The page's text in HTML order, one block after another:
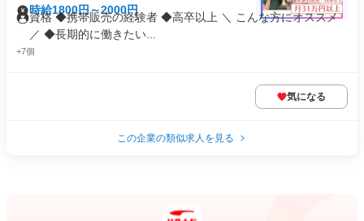
時給1800円～2000円
資格 ◆携帯販売の経験者 ◆高卒以上 ＼ こんな方にオススメ
／ ◆長期的に働きたい...
+7個
気になる
この企業の類似求人を見る